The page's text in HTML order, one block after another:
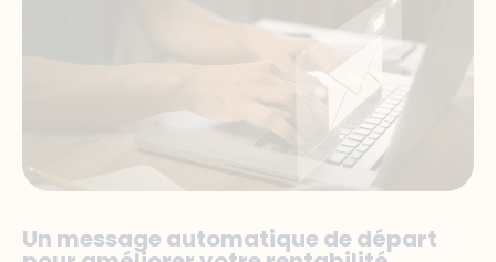
Un message automatique de départ